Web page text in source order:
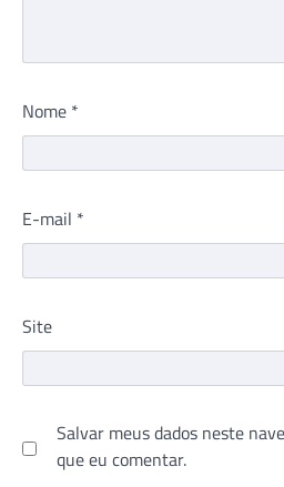
Nome *
E-mail *
Site
Salvar meus dados neste
que eu comentar.